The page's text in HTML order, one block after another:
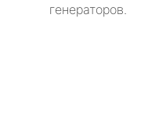
генераторов.